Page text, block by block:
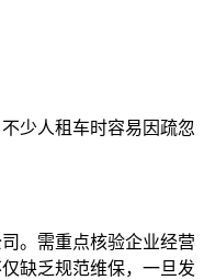
少人租车时容易因疏忽
。需重点核验企业经营
缺乏规范维保，一旦发